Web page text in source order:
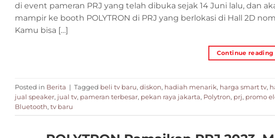
di event pameran PRJ yang telah dibuka sejak 14 Juni lalu, dan
mampir ke booth POLYTRON di PRJ yang berlokasi di Hall 2D
Kamu bisa […]
Continue reading
Posted in Berita | Tagged beli tv baru, diskon, hadiah menarik, harga smart tv,
jual speaker, jual tv, pameran terbesar, pekan raya jakarta, Polytron, prj, promo
Bluetooth, tv baru